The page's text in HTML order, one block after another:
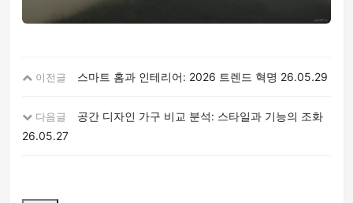
이전글 스마트 홈과 인테리어: 2026 트렌드 혁명 26.05.29
다음글
공간 디자인 가구 비교 분석: 스타일과 기능의 조화
26.05.27